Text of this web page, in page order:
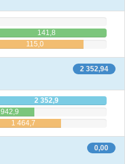
141,8
115,0
2 352,94
2 352,9
942,9
1 464,7
0,00